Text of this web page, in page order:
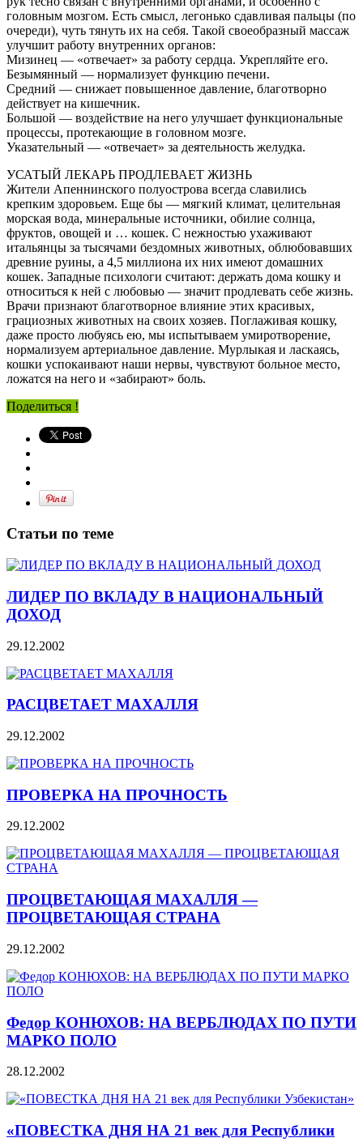
головным мозгом. Есть смысл, легонько сдавливая пальцы (по
очереди), чуть тянуть их на себя. Такой своеобразный массаж
улучшит работу внутренних органов:
Мизинец — «отвечает» за работу сердца. Укрепляйте его.
Безымянный — нормализует функцию печени.
Средний — снижает повышенное давление, благотворно
действует на кишечник.
Большой — воздействие на него улучшает функциональные
процессы, протекающие в головном мозге.
Указательный — «отвечает» за деятельность желудка.
УСАТЫЙ ЛЕКАРЬ ПРОДЛЕВАЕТ ЖИЗНЬ
Жители Апеннинского полуострова всегда славились
крепким здоровьем. Еще бы — мягкий климат, целительная
морская вода, минеральные источники, обилие солнца,
фруктов, овощей и … кошек. С нежностью ухаживают
итальянцы за тысячами бездомных животных, облюбовавших
древние руины, а 4,5 миллиона их них имеют домашних
кошек. Западные психологи считают: держать дома кошку и
относиться к ней с любовью — значит продлевать себе жизнь.
Врачи признают благотворное влияние этих красивых,
грациозных животных на своих хозяев. Поглаживая кошку,
даже просто любуясь ею, мы испытываем умиротворение,
нормализуем артериальное давление. Мурлыкая и ласкаясь,
кошки успокаивают наши нервы, чувствуют больное место,
ложатся на него и «забирают» боль.
Поделиться !
Статьи по теме
ЛИДЕР ПО ВКЛАДУ В НАЦИОНАЛЬНЫЙ
ДОХОД
29.12.2002
РАСЦВЕТАЕТ МАХАЛЛЯ
29.12.2002
ПРОВЕРКА НА ПРОЧНОСТЬ
29.12.2002
ПРОЦВЕТАЮЩАЯ МАХАЛЛЯ —
ПРОЦВЕТАЮЩАЯ СТРАНА
29.12.2002
Федор КОНЮХОВ: НА ВЕРБЛЮДАХ ПО ПУТИ
МАРКО ПОЛО
28.12.2002
«ПОВЕСТКА ДНЯ НА 21 век для Республики